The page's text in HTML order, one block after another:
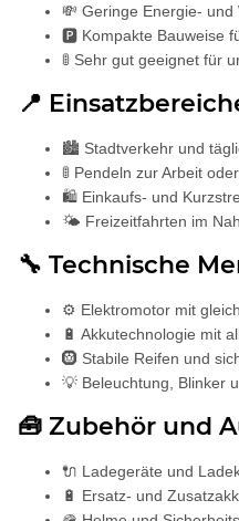
💸 Geringe Energie- und
🅿️ Kompakte Bauweise
🚦 Sehr gut geeignet für
📍
🏙️ Stadtverkehr und
🚦 Pendeln zur Arbeit
🛍️ Einkaufs- und
🌤️ Freizeitfahrten im
🔧 Technische
⚙️ Elektromotor mit
🔋 Akkutechnologie mit
🛞 Stabile Reifen und
💡 Beleuchtung, Blinker
🧰 Zubehör und
🔌 Ladegeräte und
🔋 Ersatz- und